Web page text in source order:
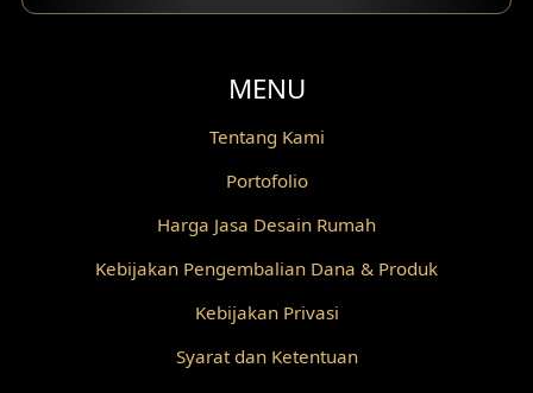
MENU
Tentang Kami
Portofolio
Harga Jasa Desain Rumah
Kebijakan Pengembalian Dana & Produk
Kebijakan Privasi
Syarat dan Ketentuan